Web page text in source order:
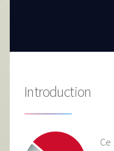
Introduction